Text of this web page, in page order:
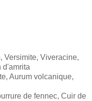
Versimite, Viveracine,
d'amrita
Aurum volcanique,
de fennec, Cuir de